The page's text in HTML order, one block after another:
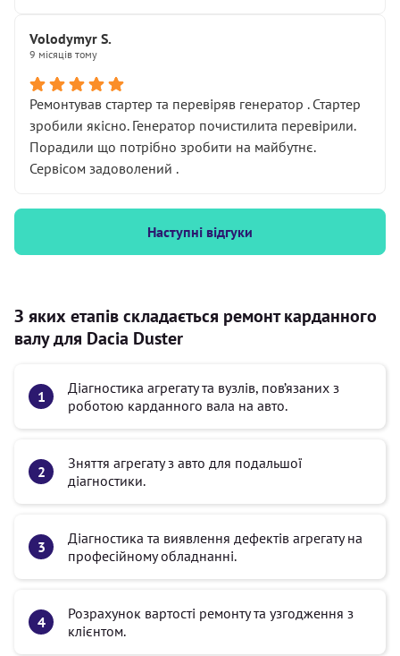
Volodymyr S.
9 місяців тому
Ремонтував стартер та перевіряв генератор . Стартер
зробили якісно. Генератор почистилита перевірили.
Порадили що потрібно зробити на майбутнє.
Сервісом задоволений .
Наступні відгуки
З яких етапів складається ремонт карданного
валу для Dacia Duster
Діагностика агрегату та вузлів, пов’язаних з
роботою карданного вала на авто.
Зняття агрегату з авто для подальшої
діагностики.
Діагностика та виявлення дефектів агрегату на
професійному обладнанні.
Розрахунок вартості ремонту та узгодження з
клієнтом.